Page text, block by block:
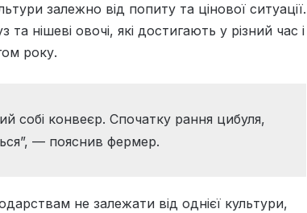
залежно від попиту та цінової ситуації.
нішеві овочі, які достигають у різний час і
року.
собі конвеєр. Спочатку рання цибуля,
— пояснив фермер.
не залежати від однієї культури,